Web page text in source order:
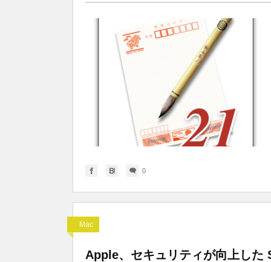
0
Mac
Apple、セキュリティが向上した